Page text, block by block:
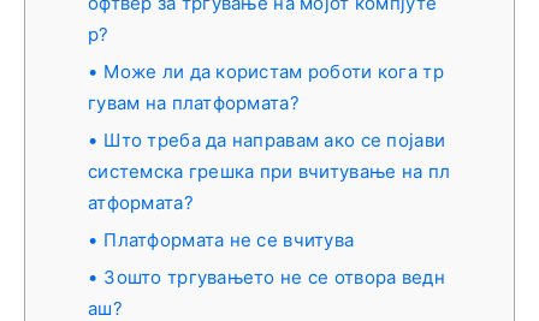
р?
Може ли да користам роботи кога тр
гувам на платформата?
Што треба да направам ако се појави
системска грешка при вчитување на пл
атформата?
Платформата не се вчитува
Зошто тргувањето не се отвора ведн
аш?